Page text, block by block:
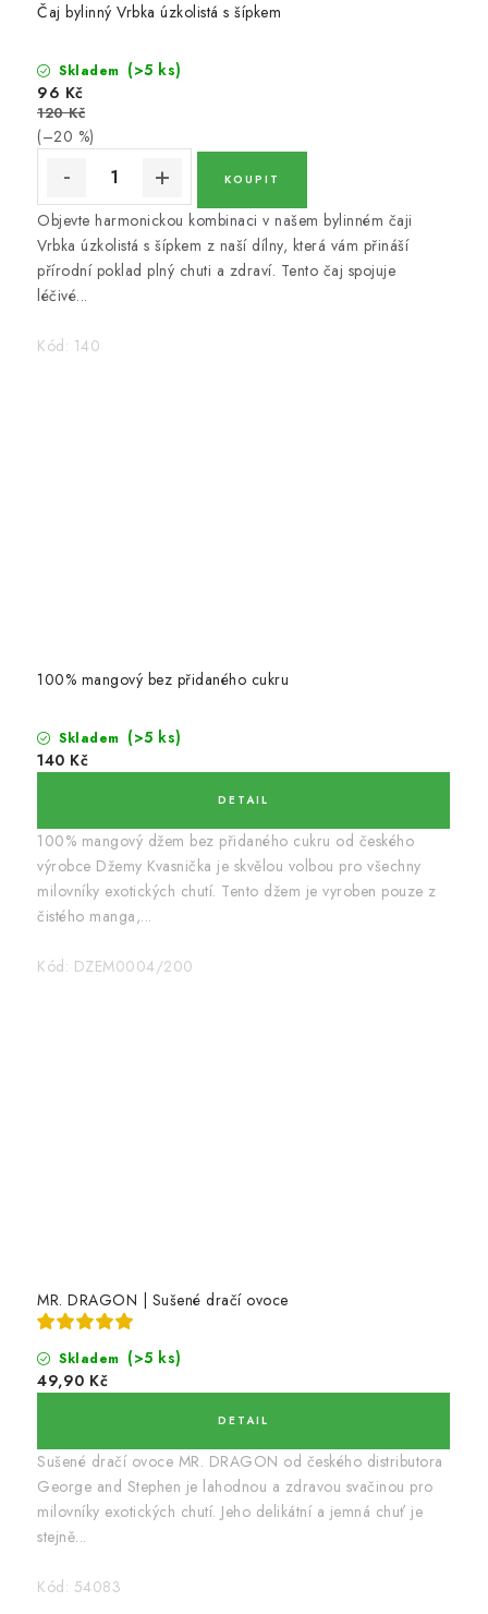
Čaj bylinný Vrbka úzkolistá s šípkem
Skladem (>5 ks)
96 Kč
120 Kč
(–20 %)
Objevte harmonickou kombinaci v našem bylinném čaji
Vrbka úzkolistá s šípkem z naší dílny, která vám přináší
přírodní poklad plný chuti a zdraví. Tento čaj spojuje
léčivé...
Kód: 140
100% mangový bez přidaného cukru
Skladem (>5 ks)
140 Kč
100% mangový džem bez přidaného cukru od českého
výrobce Džemy Kvasnička je skvělou volbou pro všechny
milovníky exotických chutí. Tento džem je vyroben pouze z
čistého manga,...
Kód: DZEM0004/200
MR. DRAGON | Sušené dračí ovoce
Skladem (>5 ks)
49,90 Kč
Sušené dračí ovoce MR. DRAGON od českého distributora
George and Stephen je lahodnou a zdravou svačinou pro
milovníky exotických chutí. Jeho delikátní a jemná chuť je
stejně...
Kód: 54083